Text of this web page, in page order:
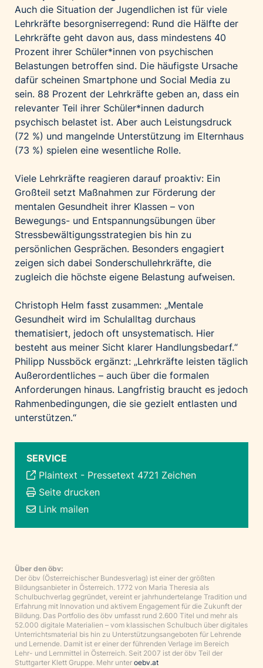
Auch die Situation der Jugendlichen ist für viele
Lehrkräfte besorgniserregend: Rund die Hälfte der
Lehrkräfte geht davon aus, dass mindestens 40
Prozent ihrer Schüler*innen von psychischen
Belastungen betroffen sind. Die häufigste Ursache
dafür scheinen Smartphone und Social Media zu
sein. 88 Prozent der Lehrkräfte geben an, dass ein
relevanter Teil ihrer Schüler*innen dadurch
psychisch belastet ist. Aber auch Leistungsdruck
(72 %) und mangelnde Unterstützung im Elternhaus
(73 %) spielen eine wesentliche Rolle.
Viele Lehrkräfte reagieren darauf proaktiv: Ein
Großteil setzt Maßnahmen zur Förderung der
mentalen Gesundheit ihrer Klassen – von
Bewegungs- und Entspannungsübungen über
Stressbewältigungsstrategien bis hin zu
persönlichen Gesprächen. Besonders engagiert
zeigen sich dabei Sonderschullehrkräfte, die
zugleich die höchste eigene Belastung aufweisen.
Christoph Helm fasst zusammen: „Mentale
Gesundheit wird im Schulalltag durchaus
thematisiert, jedoch oft unsystematisch. Hier
besteht aus meiner Sicht klarer Handlungsbedarf.“
Philipp Nussböck ergänzt: „Lehrkräfte leisten täglich
Außerordentliches – auch über die formalen
Anforderungen hinaus. Langfristig braucht es jedoch
Rahmenbedingungen, die sie gezielt entlasten und
unterstützen.“
SERVICE
Plaintext - Pressetext 4721 Zeichen
Seite drucken
Link mailen
Über den öbv:
Der öbv (Österreichischer Bundesverlag) ist einer der größten
Bildungsanbieter in Österreich. 1772 von Maria Theresia als
Schulbuchverlag gegründet, vereint er jahrhundertelange Tradition und
Erfahrung mit Innovation und aktivem Engagement für die Zukunft der
Bildung. Das Portfolio des öbv umfasst rund 2.600 Titel und mehr als
52.000 digitale Materialien – vom klassischen Schulbuch über digitales
Unterrichtsmaterial bis hin zu Unterstützungsangeboten für Lehrende
und Lernende. Damit ist er einer der führenden Verlage im Bereich
Lehr- und Lernmittel in Österreich. Seit 2007 ist der öbv Teil der
Stuttgarter Klett Gruppe. Mehr unter oebv.at